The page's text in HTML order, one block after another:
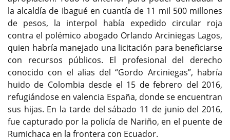
la alcaldía de Ibagué en cuantía de 11 mil 500 millones
de pesos, la interpol había expedido circular roja
contra el polémico abogado Orlando Arciniegas Lagos,
quien habría manejado una licitación para beneficiarse
con recursos públicos. El profesional del derecho
conocido con el alias del “Gordo Arciniegas”, habría
huido de Colombia desde el 15 de febrero del 2016,
refugiándose en valencia España, donde se encuentran
sus hijas. En la tarde del sábado 11 de junio del 2016,
fue capturado por la policía de Nariño, en el puente de
Rumichaca en la frontera con Ecuador.